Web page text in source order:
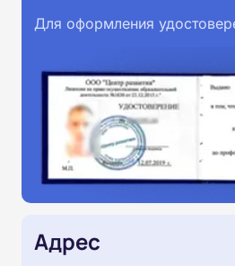
Для оформления
Адрес